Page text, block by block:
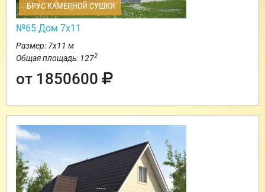
БРУС КАМЕРНОЙ СУШКИ
№65 Дом 7х11
Размер: 7х11 м
Общая площадь: 1272
от 1850600